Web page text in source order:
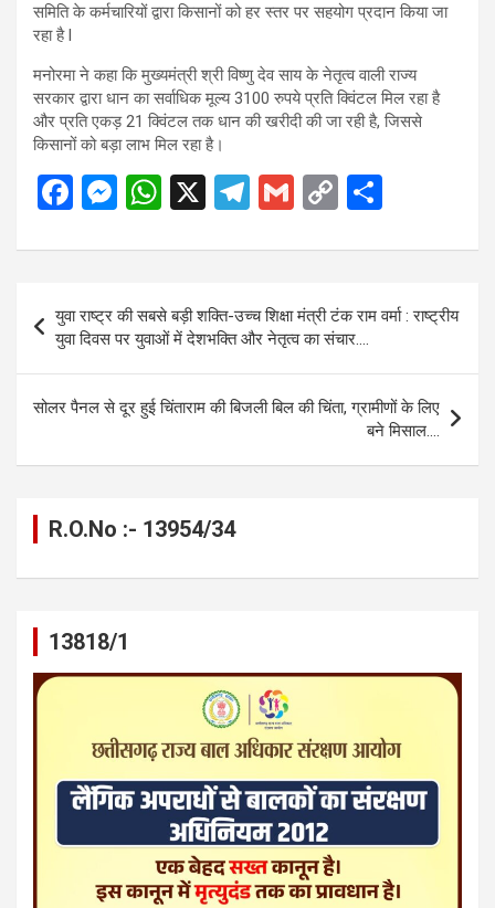
समिति के कर्मचारियों द्वारा किसानों को हर स्तर पर सहयोग प्रदान किया जा
रहा है l
मनोरमा ने कहा कि मुख्यमंत्री श्री विष्णु देव साय के नेतृत्व वाली राज्य
सरकार द्वारा धान का सर्वाधिक मूल्य 3100 रुपये प्रति क्विंटल मिल रहा है
और प्रति एकड़ 21 क्विंटल तक धान की खरीदी की जा रही है, जिससे
किसानों को बड़ा लाभ मिल रहा है।
F
ce
o
o
k
M
se
n
g
er
W
at
s
A
p
p
X
T
e
gr
a
m
G
ail
C
py
Li
n
k
ar
e
navigation
युवा राष्ट्र की सबसे बड़ी शक्ति-उच्च शिक्षा मंत्री टंक राम वर्मा : राष्ट्रीय
युवा दिवस पर युवाओं में देशभक्ति और नेतृत्व का संचार….
सोलर पैनल से दूर हुई चिंताराम की बिजली बिल की चिंता, ग्रामीणों के लिए
बने मिसाल….
R.O.No :- 13954/34
13818/1